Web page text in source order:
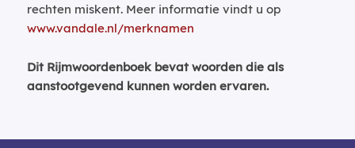
rechten miskent. Meer informatie vindt u op
www.vandale.nl/merknamen
Dit Rijmwoordenboek bevat woorden die als
aanstootgevend kunnen worden ervaren.